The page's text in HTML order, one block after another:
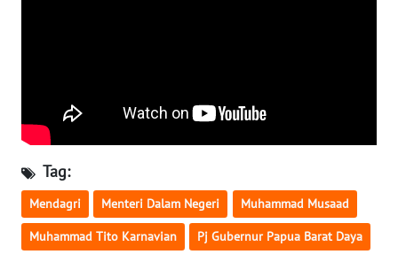
Tag:
Mendagri Menteri Dalam Negeri Muhammad Musaad
Muhammad Tito Karnavian Pj Gubernur Papua Barat Daya
WN
SULBAR
WN
BABEL
WN